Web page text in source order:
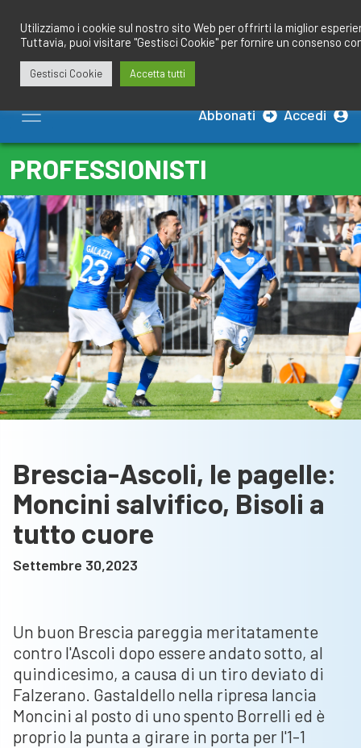
contenuto
Abbonati Accedi
PROFESSIONISTI
Brescia-Ascoli, le pagelle:
Moncini salvifico, Bisoli a
tutto cuore
Settembre 30,2023
Un buon Brescia pareggia meritatamente
contro l'Ascoli dopo essere andato sotto, al
quindicesimo, a causa di un tiro deviato di
Falzerano. Gastaldello nella ripresa lancia
Moncini al posto di uno spento Borrelli ed è
proprio la punta a girare in porta per l'1-1
Utilizziamo i cookie sul nostro sito Web per offrirti la miglior
Tuttavia, puoi visitare "Gestisci Cookie" per fornire un consenso
Gestisci Cookie Accetta tutti